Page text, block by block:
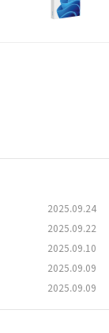
2025.09.24
2025.09.22
2025.09.10
2025.09.09
2025.09.09